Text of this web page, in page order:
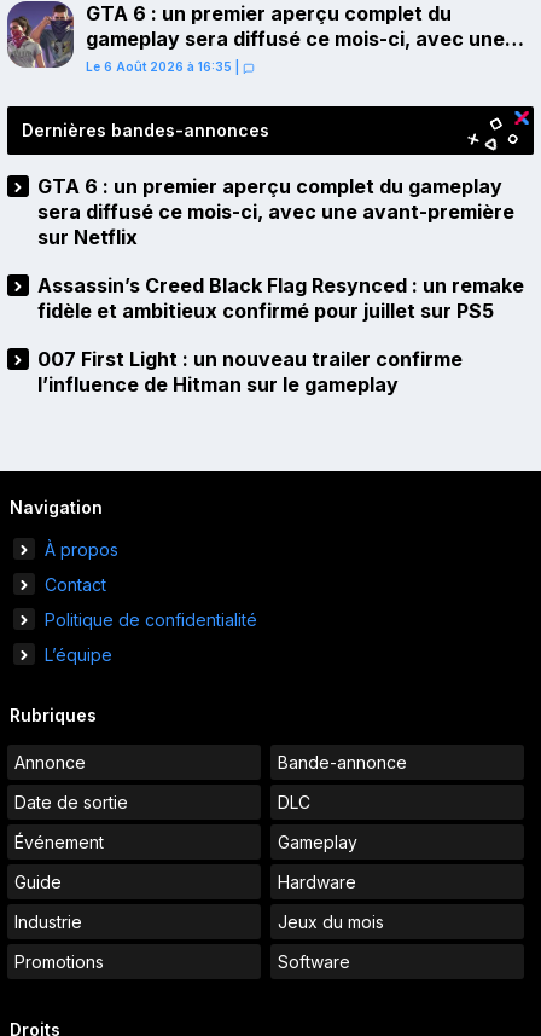
GTA 6 : un premier aperçu complet du
gameplay sera diffusé ce mois-ci, avec une
avant-première sur Netflix
Le 6 Août 2026 à 16:35
Dernières bandes-annonces
GTA 6 : un premier aperçu complet du gameplay
sera diffusé ce mois-ci, avec une avant-première
sur Netflix
Assassin’s Creed Black Flag Resynced : un remake
fidèle et ambitieux confirmé pour juillet sur PS5
007 First Light : un nouveau trailer confirme
l’influence de Hitman sur le gameplay
Navigation
À propos
Contact
Politique de confidentialité
L’équipe
Rubriques
Annonce
Bande-annonce
Date de sortie
DLC
Événement
Gameplay
Guide
Hardware
Industrie
Jeux du mois
Promotions
Software
Droits